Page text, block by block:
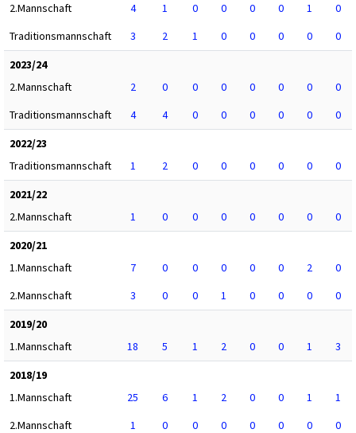
2.Mannschaft
4 1 0 0 0 0 1
0
Traditionsmannschaft
3 2 1 0 0 0 0
0
2023/24
2.Mannschaft
2 0 0 0 0 0 0
0
Traditionsmannschaft
4 4 0 0 0 0 0
0
2022/23
Traditionsmannschaft
1 2 0 0 0 0 0
0
2021/22
2.Mannschaft
1 0 0 0 0 0 0
0
2020/21
1.Mannschaft
7 0 0 0 0 0 2
0
2.Mannschaft
3 0 0 1 0 0 0
0
2019/20
1.Mannschaft
18 5 1 2 0 0 1
3
2018/19
1.Mannschaft
25 6 1 2 0 0 1
1
2.Mannschaft
1 0 0 0 0 0 0
0